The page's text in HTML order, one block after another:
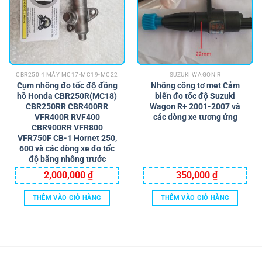
CBR250 4 MÁY MC17-MC19-MC22
Cụm nhông đo tốc độ đồng
hồ Honda CBR250R(MC18)
CBR250RR CBR400RR
VFR400R RVF400
CBR900RR VFR800
VFR750F CB-1 Hornet 250,
600 và các dòng xe đo tốc
độ bằng nhông trước
2,000,000 ₫
THÊM VÀO GIỎ HÀNG
SUZUKI WAGON R
Nhông công tơ met Cảm
biến đo tốc độ Suzuki
Wagon R+ 2001-2007 và
các dòng xe tương ứng
350,000 ₫
THÊM VÀO GIỎ HÀNG